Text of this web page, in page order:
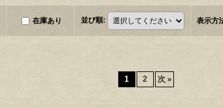
在庫あり 並び順: 表示方
1 2 次 »